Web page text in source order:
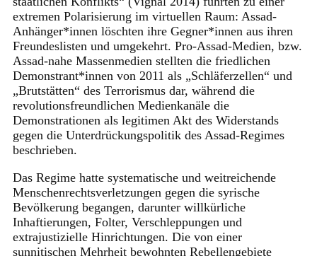
extremen Polarisierung im virtuellen Raum: Assad-
Anhänger*innen löschten ihre Gegner*innen aus ihren
Freundeslisten und umgekehrt. Pro-Assad-Medien, bzw.
Assad-nahe Massenmedien stellten die friedlichen
Demonstrant*innen von 2011 als „Schläferzellen“ und
„Brutstätten“ des Terrorismus dar, während die
revolutionsfreundlichen Medienkanäle die
Demonstrationen als legitimen Akt des Widerstands
gegen die Unterdrückungspolitik des Assad-Regimes
beschrieben.
Das Regime hatte systematische und weitreichende
Menschenrechtsverletzungen gegen die syrische
Bevölkerung begangen, darunter willkürliche
Inhaftierungen, Folter, Verschleppungen und
extrajustizielle Hinrichtungen. Die von einer
sunnitischen Mehrheit bewohnten Rebellengebiete